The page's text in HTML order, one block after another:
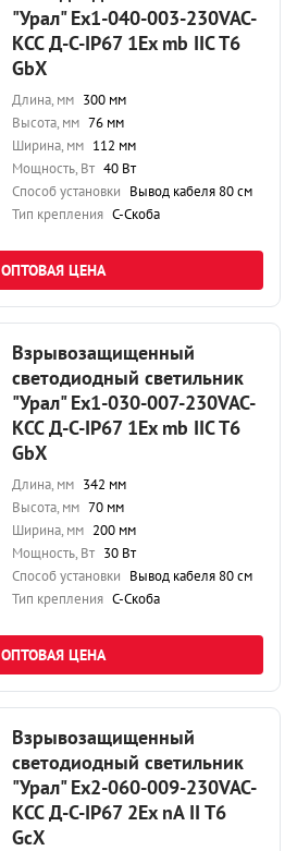
"Урал" Ex1-040-003-230VAC-
КСС Д-С-IP67 1Ex mb IIC T6
GbX
Длина, мм 300 мм
Высота, мм 76 мм
Ширина, мм 112 мм
Мощность, Вт 40 Вт
Способ установки Вывод кабеля 80 см
Тип крепления С-Скоба
ОПТОВАЯ ЦЕНА
Взрывозащищенный
светодиодный светильник
"Урал" Ex1-030-007-230VAC-
КСС Д-С-IP67 1Ex mb IIC T6
GbX
Длина, мм 342 мм
Высота, мм 70 мм
Ширина, мм 200 мм
Мощность, Вт 30 Вт
Способ установки Вывод кабеля 80 см
Тип крепления С-Скоба
ОПТОВАЯ ЦЕНА
Взрывозащищенный
светодиодный светильник
"Урал" Ex2-060-009-230VAC-
КСС Д-С-IP67 2Ex nA II T6
GcX